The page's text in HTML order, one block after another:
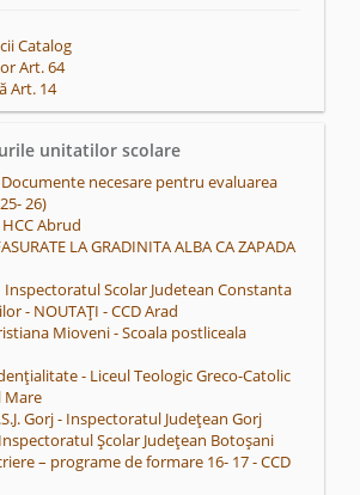
Catalog
Art. 64
Art. 14
unitatilor scolare
Documente necesare pentru evaluarea
26)
Abrud
LA GRADINITA ALBA CA ZAPADA
Scolar Judetean Constanta
- NOUTAȚI - CCD Arad
Mioveni - Scoala postliceala
- Liceul Teologic Greco-Catolic
Mare
Gorj - Inspectoratul Județean Gorj
Școlar Județean Botoșani
– programe de formare 16- 17 - CCD